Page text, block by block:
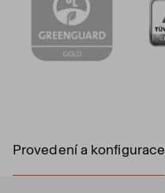
Provedení a konfigurace